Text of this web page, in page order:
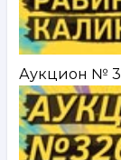
Аукцион №